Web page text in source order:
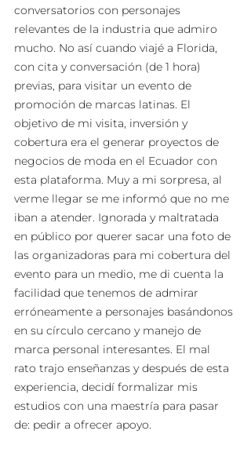
conversatorios con personajes
relevantes de la industria que admiro
mucho. No así cuando viajé a Florida,
con cita y conversación (de 1 hora)
previas, para visitar un evento de
promoción de marcas latinas. El
objetivo de mi visita, inversión y
cobertura era el generar proyectos de
negocios de moda en el Ecuador con
esta plataforma. Muy a mi sorpresa, al
verme llegar se me informó que no me
iban a atender. Ignorada y maltratada
en público por querer sacar una foto de
las organizadoras para mi cobertura del
evento para un medio, me di cuenta la
facilidad que tenemos de admirar
erróneamente a personajes basándonos
en su círculo cercano y manejo de
marca personal interesantes. El mal
rato trajo enseñanzas y después de esta
experiencia, decidí formalizar mis
estudios con una maestría para pasar
de: pedir a ofrecer apoyo.